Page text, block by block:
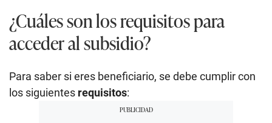
¿Cuáles son los requisitos para
acceder al subsidio?
Para saber si eres beneficiario, se debe cumplir con
los siguientes requisitos: